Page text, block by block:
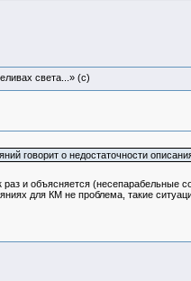
света...» (c)
говорит о недостаточности
раз и объясняется
для КМ не проблема, такие